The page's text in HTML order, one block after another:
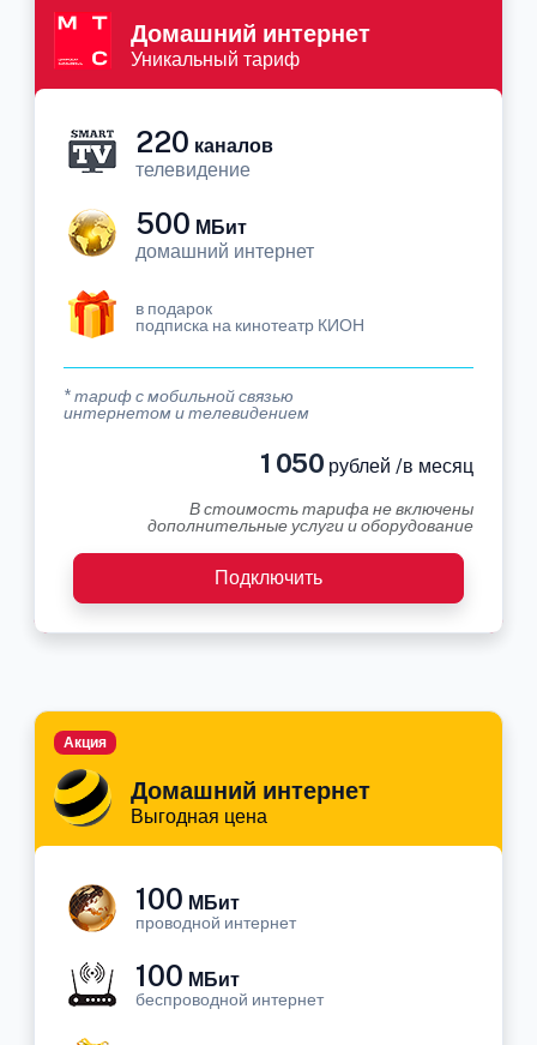
Домашний интернет
Уникальный тариф
220 каналов
телевидение
500 МБит
домашний интернет
в подарок
подписка на кинотеатр КИОН
* тариф с мобильной связью
интернетом и телевидением
1 050 рублей /в месяц
В стоимость тарифа не включены
дополнительные услуги и оборудование
Подключить
Домашний интернет
Выгодная цена
Акция
100 МБит
проводной интернет
100 МБит
беспроводной интернет